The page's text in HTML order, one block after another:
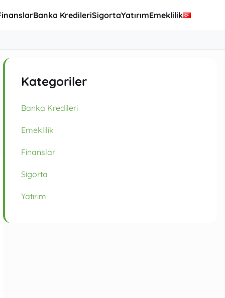
Banka KredileriSigortaYatırımEmeklilik
Kategoriler
Banka Kredileri
Emeklilik
Finanslar
Sigorta
Yatırım